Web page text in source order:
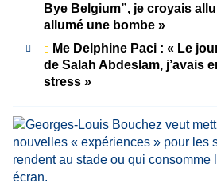
Bye Belgium”, je croyais
allumé une bombe »
Me Delphine Paci : « Le
de Salah Abdeslam, j’avais
stress »